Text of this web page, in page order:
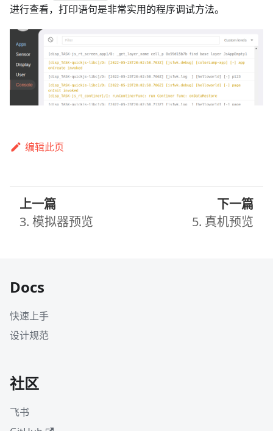
进行查看，打印语句是非常实用的程序调试方法。
编辑此页
上一篇
3. 模拟器预览
下一篇
5. 真机预览
Docs
快速上手
设计规范
社区
飞书